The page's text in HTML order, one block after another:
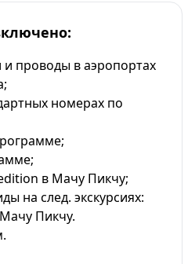
проводы в аэропортах
номерах по
в Мачу Пикчу;
на след. экскурсиях:
Пикчу.